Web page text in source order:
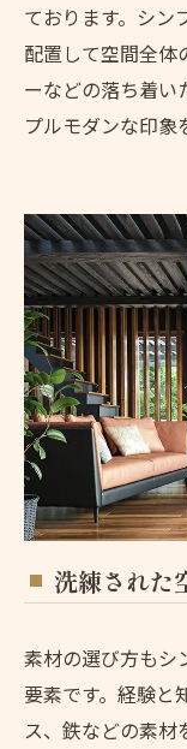
ております。シン
配置して空間全体
ーなどの落ち着い
プルモダンな印象
洗練された
素材の選び方もシ
要素です。経験と
ス、鉄などの素材